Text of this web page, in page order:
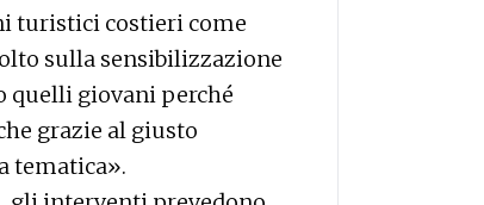
turistici costieri come
sulla sensibilizzazione
quelli giovani perché
grazie al giusto
tematica».